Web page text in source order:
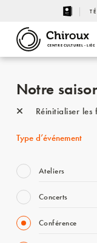
CENTRE CULTUREL - LIÈGE
Notre
Réinitialiser les
Type d’événement
Ateliers
Concerts
Conférence